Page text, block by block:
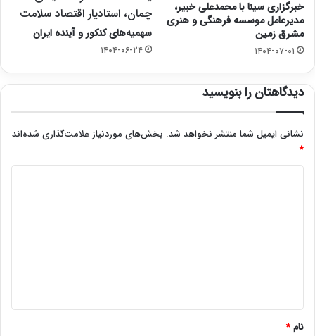
خبرگزاری سینا با محمدعلی خبیر،
مدیرعامل موسسه فرهنگی و هنری
مشرق زمین
۱۴۰۴-۰۷-۰۱
چمان، استادیار اقتصاد سلامت
سهمیه‌های کنکور و آینده ایران
۱۴۰۴-۰۶-۲۴
دیدگاهتان را بنویسید
نشانی ایمیل شما منتشر نخواهد شد. بخش‌های موردنیاز علامت‌گذاری شده‌اند
*
نام*